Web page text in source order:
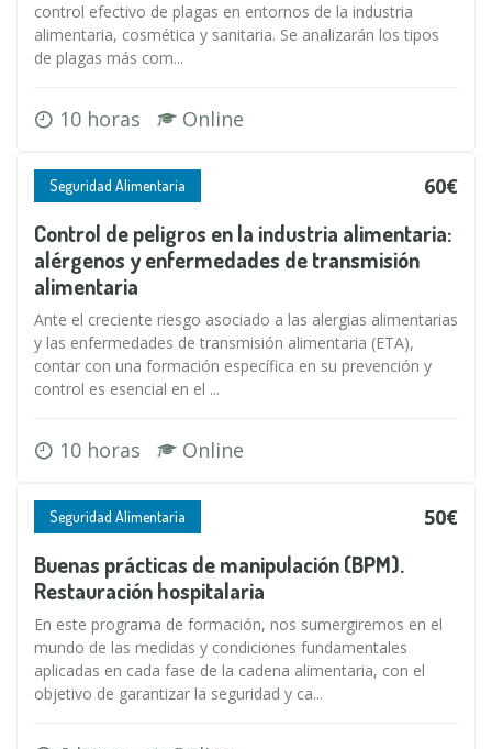
control efectivo de plagas en entornos de la industria
alimentaria, cosmética y sanitaria. Se analizarán los tipos
de plagas más com...
10 horas Online
Seguridad Alimentaria 60€
Control de peligros en la industria alimentaria:
alérgenos y enfermedades de transmisión
alimentaria
Ante el creciente riesgo asociado a las alergias alimentarias
y las enfermedades de transmisión alimentaria (ETA),
contar con una formación específica en su prevención y
control es esencial en el ...
10 horas Online
Seguridad Alimentaria 50€
Buenas prácticas de manipulación (BPM).
Restauración hospitalaria
En este programa de formación, nos sumergiremos en el
mundo de las medidas y condiciones fundamentales
aplicadas en cada fase de la cadena alimentaria, con el
objetivo de garantizar la seguridad y ca...